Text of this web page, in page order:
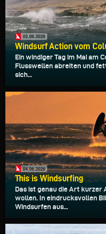
05.06.2026
Windsurf Action vom
Ein windiger Tag im Mai am
Flusswellen abreiten und
sich...
04.06.2026
This is Windsurfing
Das ist genau die Art kurzer
wollen. In eindrucksvollen
Windsurfen aus...